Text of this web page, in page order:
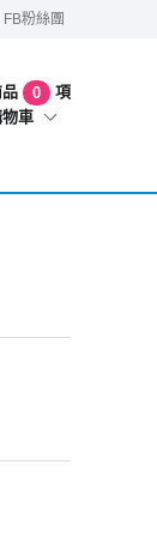
FB粉絲團
0
項
物車